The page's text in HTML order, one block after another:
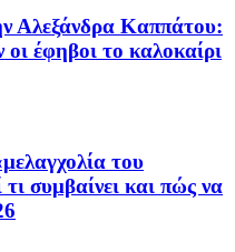
Αλεξάνδρα Καππάτου:
οι έφηβοι το καλοκαίρι
του
συμβαίνει και πώς να